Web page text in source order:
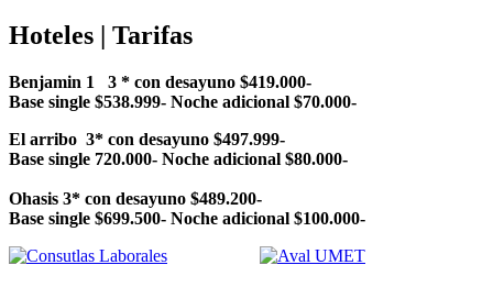
Hoteles | Tarifas
Benjamin 1 3 * con desayuno $419.000-
Base single $538.999- Noche adicional $70.000-
El arribo 3* con desayuno $497.999-
Base single 720.000- Noche adicional $80.000-
Ohasis 3* con desayuno $489.200-
Base single $699.500- Noche adicional $100.000-